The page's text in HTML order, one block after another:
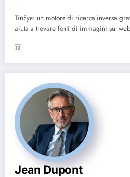
TinEye: un motore di ricerca inversa
aiuta a trovare fonti di immagini sul
🆔
Jean Dupont